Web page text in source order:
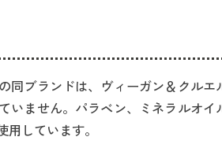
同ブランドは、ヴィーガン＆クル
いません。パラベン、ミネラルオ
しています。